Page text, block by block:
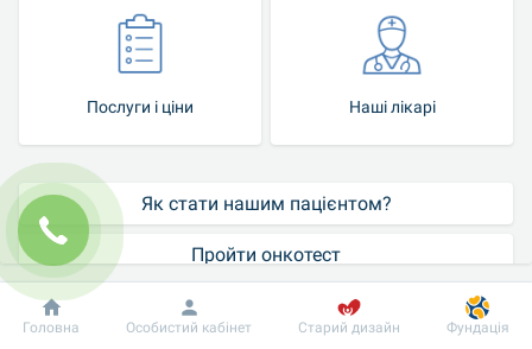
Послуги і ціни Наші лікарі
Як стати нашим пацієнтом?
Пройти онкотест
Добробут
Інформація Пацієнту
Головна Особистий кабінет Старий дизайн Фундація